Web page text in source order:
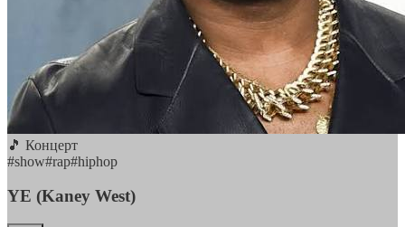
🎵 Концерт
#show#rap#hiphop
YE (Kaney West)